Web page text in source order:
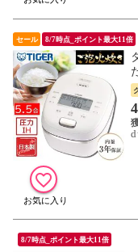
セール 8/7時点_ポイント最大11倍
8/7時点_ポイント最大11倍